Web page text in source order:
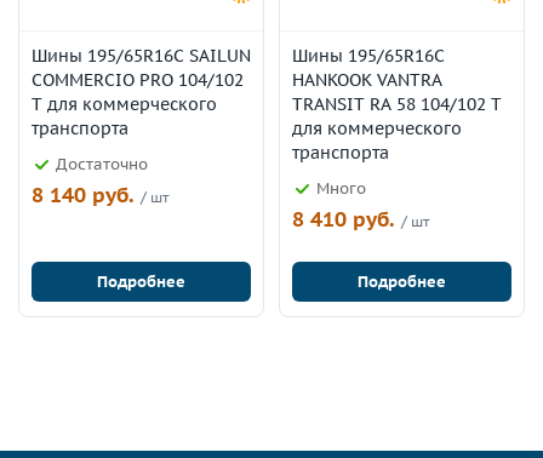
Шины 195/65R16C SAILUN
COMMERCIO PRO 104/102
T для коммерческого
транспорта
Достаточно
8 140 руб. / шт
Подробнее
Шины 195/65R16C
HANKOOK VANTRA
TRANSIT RA 58 104/102 T
для коммерческого
транспорта
Много
8 410 руб. / шт
Подробнее